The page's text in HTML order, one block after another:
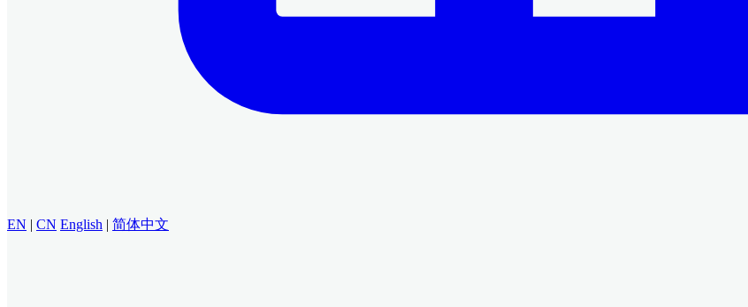
EN | CN English | 简体中文